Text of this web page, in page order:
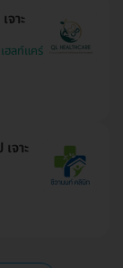
จาะ
ฮลท์แคร์
จาะ